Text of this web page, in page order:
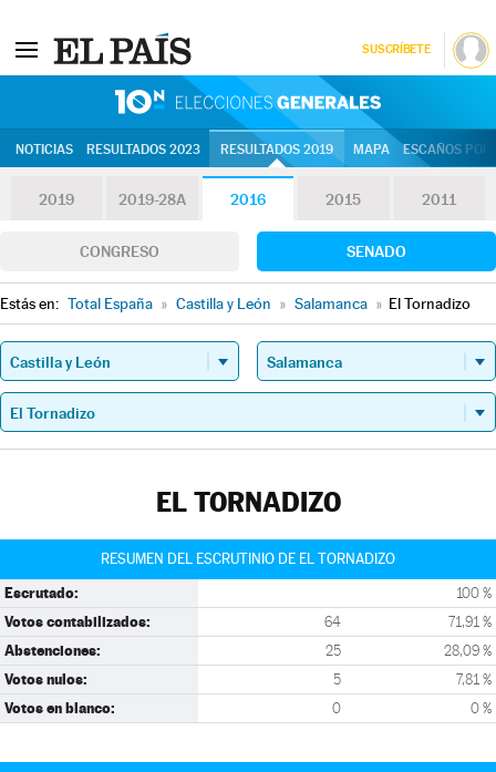
SUSCRÍBETE
NOTICIAS RESULTADOS 2023 RESULTADOS 2019 MAPA ESCAÑOS
2019 2019-28A 2016 2015 2011
CONGRESO SENADO
Estás en: Total España » Castilla y León » Salamanca » El Tornadizo
EL TORNADIZO
RESUMEN DEL ESCRUTINIO DE EL TORNADIZO
Escrutado: 100 %
Votos contabilizados: 64 71,91 %
Abstenciones: 25 28,09 %
Votos nulos: 5 7,81 %
Votos en blanco: 0 0 %